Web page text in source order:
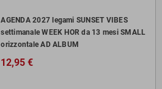
AGENDA 2027 legami SUNSET VIBES
settimanale WEEK HOR da 13 mesi SMALL
orizzontale AD ALBUM
12,95 €